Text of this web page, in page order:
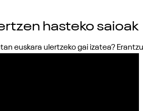
hasteko saioak
euskara ulertzeko gai izatea?